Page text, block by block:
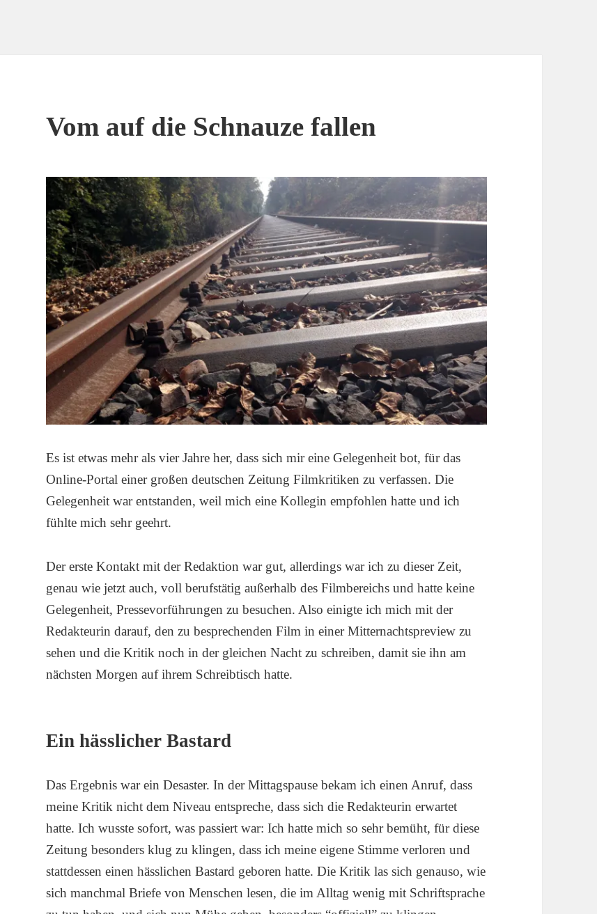
Vom auf die Schnauze fallen
Es ist etwas mehr als vier Jahre her, dass sich mir eine Gelegenheit bot, für das
Online-Portal einer großen deutschen Zeitung Filmkritiken zu verfassen. Die
Gelegenheit war entstanden, weil mich eine Kollegin empfohlen hatte und ich
fühlte mich sehr geehrt.
Der erste Kontakt mit der Redaktion war gut, allerdings war ich zu dieser Zeit,
genau wie jetzt auch, voll berufstätig außerhalb des Filmbereichs und hatte keine
Gelegenheit, Pressevorführungen zu besuchen. Also einigte ich mich mit der
Redakteurin darauf, den zu besprechenden Film in einer Mitternachtspreview zu
sehen und die Kritik noch in der gleichen Nacht zu schreiben, damit sie ihn am
nächsten Morgen auf ihrem Schreibtisch hatte.
Ein hässlicher Bastard
Das Ergebnis war ein Desaster. In der Mittagspause bekam ich einen Anruf, dass
meine Kritik nicht dem Niveau entspreche, dass sich die Redakteurin erwartet
hatte. Ich wusste sofort, was passiert war: Ich hatte mich so sehr bemüht, für diese
Zeitung besonders klug zu klingen, dass ich meine eigene Stimme verloren und
stattdessen einen hässlichen Bastard geboren hatte. Die Kritik las sich genauso, wie
sich manchmal Briefe von Menschen lesen, die im Alltag wenig mit Schriftsprache